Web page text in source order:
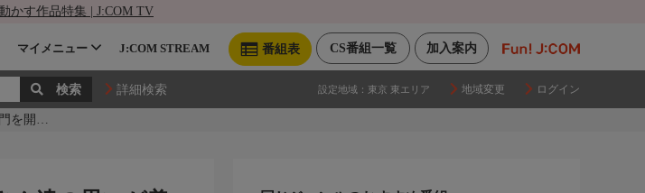
かす作品特集 | J:COM TV
加入案内
CS番組一覧
番組表
マイメニュー J:COM STREAM
詳細検索 設定地域： 東京 東エリア 地域変更 ログイン
を開…